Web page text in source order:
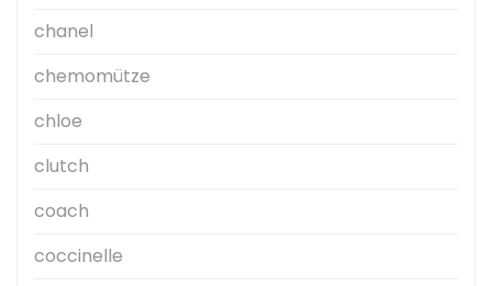
chanel
chemomütze
chloe
clutch
coach
coccinelle